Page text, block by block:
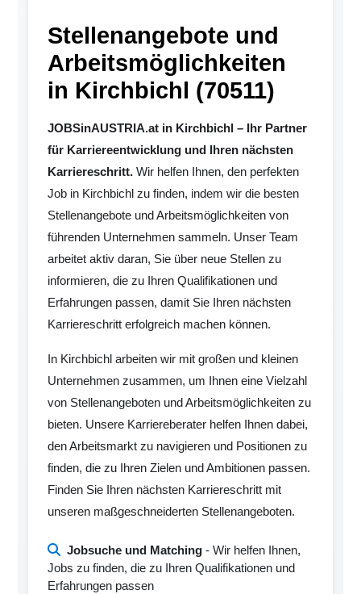
Stellenangebote und
Arbeitsmöglichkeiten
in Kirchbichl (70511)
JOBSinAUSTRIA.at in Kirchbichl – Ihr Partner
für Karriereentwicklung und Ihren nächsten
Karriereschritt. Wir helfen Ihnen, den perfekten
Job in Kirchbichl zu finden, indem wir die besten
Stellenangebote und Arbeitsmöglichkeiten von
führenden Unternehmen sammeln. Unser Team
arbeitet aktiv daran, Sie über neue Stellen zu
informieren, die zu Ihren Qualifikationen und
Erfahrungen passen, damit Sie Ihren nächsten
Karriereschritt erfolgreich machen können.
In Kirchbichl arbeiten wir mit großen und kleinen
Unternehmen zusammen, um Ihnen eine Vielzahl
von Stellenangeboten und Arbeitsmöglichkeiten zu
bieten. Unsere Karriereberater helfen Ihnen dabei,
den Arbeitsmarkt zu navigieren und Positionen zu
finden, die zu Ihren Zielen und Ambitionen passen.
Finden Sie Ihren nächsten Karriereschritt mit
unseren maßgeschneiderten Stellenangeboten.
Jobsuche und Matching - Wir helfen Ihnen,
Jobs zu finden, die zu Ihren Qualifikationen und
Erfahrungen passen